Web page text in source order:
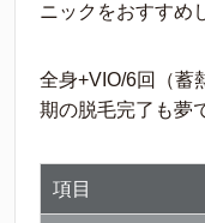
ニックをおすすめ
全身+VIO/6回（蓄
期の脱毛完了も夢
項目